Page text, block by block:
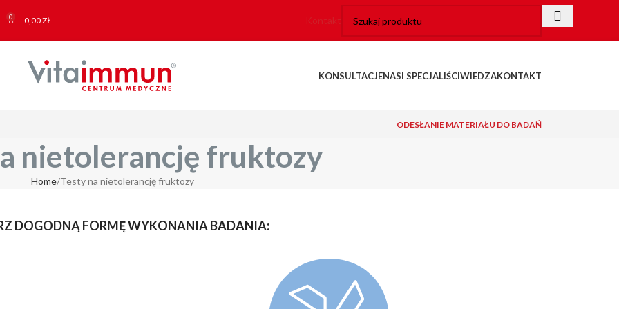
0 0,00ZŁ Kontakt
KONSULTACJENASI SPECJALIŚCIWIEDZAKONTAKT
ODESŁANIE MATERIAŁU DO BADAŃ
nietolerancję fruktozy
Home Testy na nietolerancję fruktozy
DOGODNĄ FORMĘ WYKONANIA BADANIA: